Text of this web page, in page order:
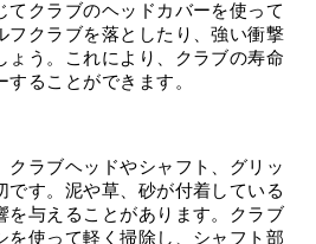
てクラブのヘッドカバーを使って
フクラブを落としたり、強い衝撃
ょう。これにより、クラブの寿命
ることができます。
クラブヘッドやシャフト、グリッ
です。泥や草、砂が付着している
を与えることがあります。クラブ
を使って軽く掃除し、シャフト部